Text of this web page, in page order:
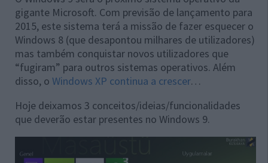
gigante Microsoft. Com previsão de lançamento para
2015, este sistema terá a missão de fazer esquecer o
Windows 8 (que desapontou milhares de utilizadores)
mas também conquistar novos utilizadores que
“fugiram” para outros sistemas operativos. Além
disso, o Windows XP continua a crescer…
Hoje deixamos 3 conceitos/ideias/funcionalidades
que deverão estar presentes no Windows 9.